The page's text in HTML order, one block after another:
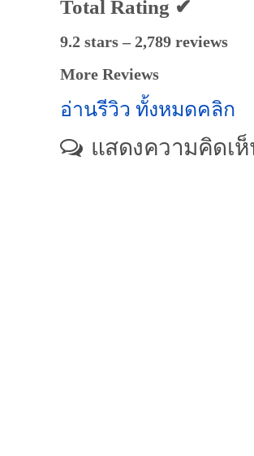
Total Rating ✔
9.2 stars – 2,789 reviews
More Reviews
อ่านรีวิว ทั้งหมดคลิก
แสดงความคิดเ